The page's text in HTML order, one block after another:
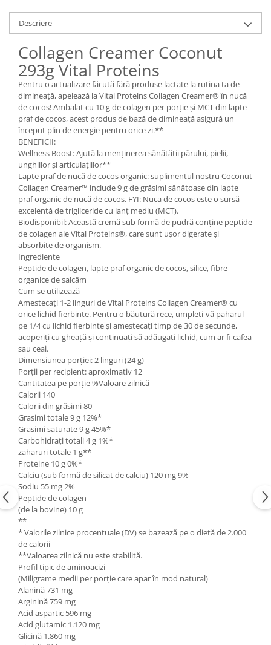
NOW Foods
Nutricost
Descriere
Collagen Creamer Coconut
293g Vital Proteins
Pentru o actualizare făcută fără produse lactate la rutina ta de
dimineață, apelează la Vital Proteins Collagen Creamer® în nucă
de cocos! Ambalat cu 10 g de colagen per porție și MCT din lapte
praf de cocos, acest produs de bază de dimineață asigură un
început plin de energie pentru orice zi.**
BENEFICII:
Wellness Boost: Ajută la menținerea sănătății părului, pielii,
unghiilor și articulațiilor**
Lapte praf de nucă de cocos organic: suplimentul nostru Coconut
Collagen Creamer™ include 9 g de grăsimi sănătoase din lapte
praf organic de nucă de cocos. FYI: Nuca de cocos este o sursă
excelentă de trigliceride cu lanț mediu (MCT).
Biodisponibil: Această cremă sub formă de pudră conține peptide
de colagen ale Vital Proteins®, care sunt ușor digerate și
absorbite de organism.
Ingrediente
Peptide de colagen, lapte praf organic de cocos, silice, fibre
organice de salcâm
Cum se utilizează
Amestecați 1-2 linguri de Vital Proteins Collagen Creamer® cu
orice lichid fierbinte. Pentru o băutură rece, umpleți-vă paharul
pe 1/4 cu lichid fierbinte și amestecați timp de 30 de secunde,
acoperiți cu gheață și continuați să adăugați lichid, cum ar fi cafea
sau ceai.
Dimensiunea porției: 2 linguri (24 g)
Porții per recipient: aproximativ 12
Cantitatea pe porție %Valoare zilnică
Calorii 140
Calorii din grăsimi 80
Grasimi totale 9 g 12%*
Grasimi saturate 9 g 45%*
Carbohidrați totali 4 g 1%*
zaharuri totale 1 g**
Proteine 10 g 0%*
Calciu (sub formă de silicat de calciu) 120 mg 9%
Sodiu 55 mg 2%
Peptide de colagen
(de la bovine) 10 g
**
* Valorile zilnice procentuale (DV) se bazează pe o dietă de 2.000
de calorii
**Valoarea zilnică nu este stabilită.
Profil tipic de aminoacizi
(Miligrame medii per porție care apar în mod natural)
Alanină 731 mg
Arginină 759 mg
Acid aspartic 596 mg
Acid glutamic 1.120 mg
Glicină 1.860 mg